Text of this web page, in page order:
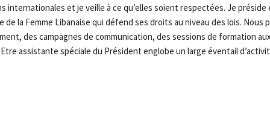
internationales et je veille à ce qu’elles soient respectées. Je préside
de la Femme Libanaise qui défend ses droits au niveau des lois. Nous
des campagnes de communication, des sessions de formation
assistante spéciale du Président englobe un large éventail